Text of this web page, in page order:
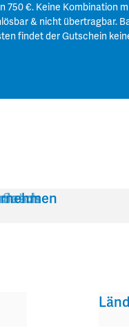
750 €. Keine Kombination
& nicht übertragbar.
findet der Gutschein
Satch